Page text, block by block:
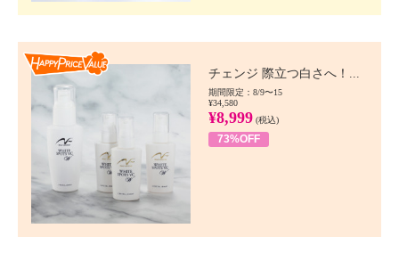
チェンジ 際立つ白さへ！...
期間限定：8/9〜15
¥34,580
¥8,999 (税込)
73%OFF